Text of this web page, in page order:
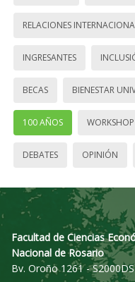
RELACIONES
INGRESANTES
BECAS BIENESTAR
100 AÑOS WORKSHOP
DEBATES OPINIÓN
Facultad de Ciencias
Nacional de Rosario
Bv. Oroño 1261 -